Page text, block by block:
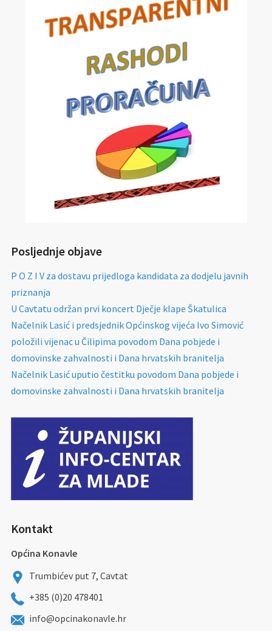
Posljednje objave
P O Z I V za dostavu prijedloga kandidata za dodjelu javnih
priznanja
U Cavtatu održan prvi koncert Dječje klape Škatulica
Načelnik Lasić i predsjednik Općinskog vijeća Ivo Simović
položili vijenac u Čilipima povodom Dana pobjede i
domovinske zahvalnosti i Dana hrvatskih branitelja
Načelnik Lasić uputio čestitku povodom Dana pobjede i
domovinske zahvalnosti i Dana hrvatskih branitelja
Kontakt
Općina Konavle
Trumbićev put 7, Cavtat
+385 (0)20 478401
info@opcinakonavle.hr